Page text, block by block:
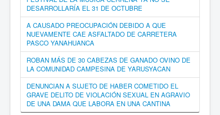
DESARROLLARÍA EL 31 DE OCTUBRE
A CAUSADO PREOCUPACIÓN DEBIDO A QUE
NUEVAMENTE CAE ASFALTADO DE CARRETERA
PASCO YANAHUANCA
ROBAN MÁS DE 30 CABEZAS DE GANADO OVINO DE
LA COMUNIDAD CAMPESINA DE YARUSYACAN
DENUNCIAN A SUJETO DE HABER COMETIDO EL
GRAVE DELITO DE VIOLACIÓN SEXUAL EN AGRAVIO
DE UNA DAMA QUE LABORA EN UNA CANTINA